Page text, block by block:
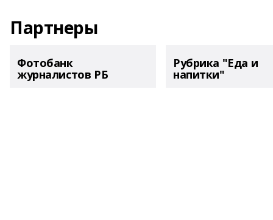
Партнеры
Фотобанк
журналистов РБ
Рубрика "Еда и
напитки"